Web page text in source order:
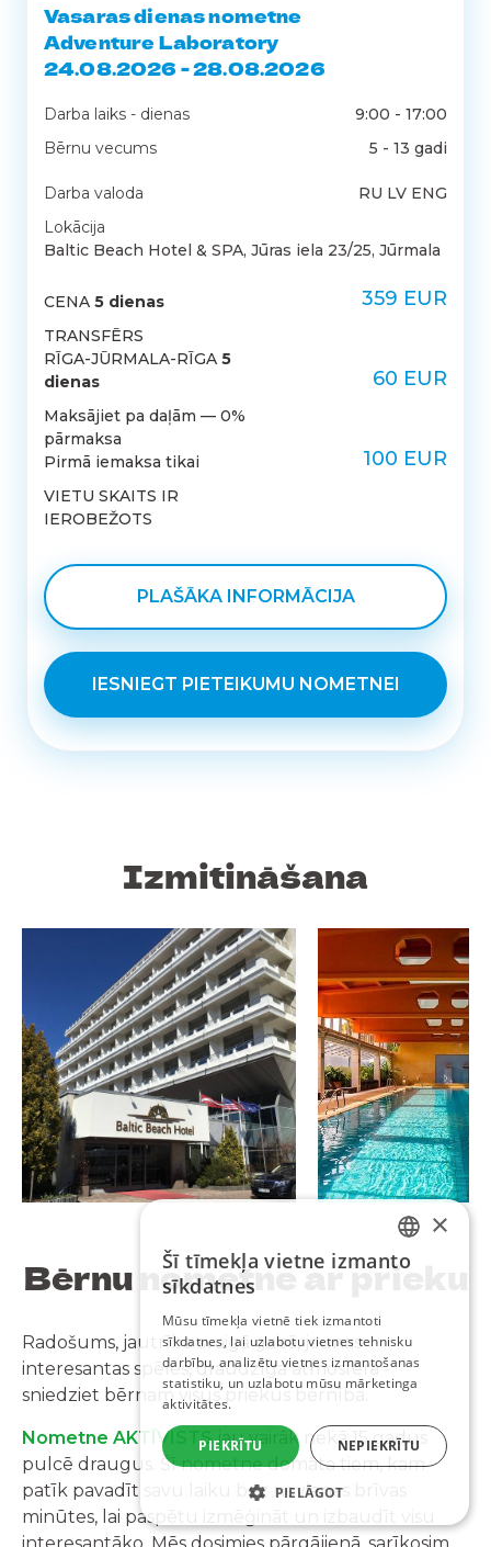
Vasaras dienas nometne
Adventure Laboratory
24.08.2026 - 28.08.2026
Darba laiks - dienas
9:00 - 17:00
Bērnu vecums
5 - 13 gadi
Darba valoda
RU LV ENG
Lokācija
Baltic Beach Hotel & SPA, Jūras iela 23/25, Jūrmala
CENA 5 dienas 359 EUR
TRANSFĒRS
RĪGA-JŪRMALA-RĪGA 5
dienas
60 EUR
Maksājiet pa daļām — 0%
pārmaksa
Pirmā iemaksa tikai
100 EUR
VIETU SKAITS IR
IEROBEŽOTS
PLAŠĀKA INFORMĀCIJA
IESNIEGT PIETEIKUMU NOMETNEI
Izmitināšana
Bērnu nometnear prieku
Radošums, jautrība svaigā gaisā, jaunas
interesantas spēles, draudzīga atmosfēra -
sniedziet bērnam visus priekus bērnība.
Nometne AKTĪVISTSjau vairāk nekā 15 gadus
pulcē draugus. Šī nometne domāta tiem, kam
patīk pavadīt savu laiku bez nevienas brīvas
minūtes, lai paspētu izmēģināt un izbaudīt visu
LATVIAN
×
Šī tīmekļa vietne izmanto
sīkdatnes
Mūsu tīmekļa vietnē tiek izmantoti
sīkdatnes, lai uzlabotu vietnes tehnisku
darbību, analizētu vietnes izmantošanas
statistiku, un uzlabotu mūsu mārketinga
aktivitātes.
PIEKRĪTU NEPIEKRĪTU
PIELĀGOT